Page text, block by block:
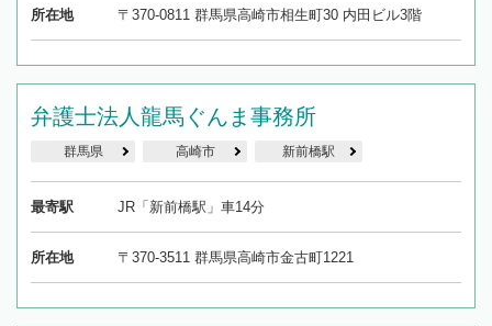
所在地 〒370-0811 群馬県高崎市相生町30 内田ビル3階
弁護士法人龍馬ぐんま事務所
群馬県 高崎市 新前橋駅
最寄駅 JR「新前橋駅」車14分
所在地 〒370-3511 群馬県高崎市金古町1221